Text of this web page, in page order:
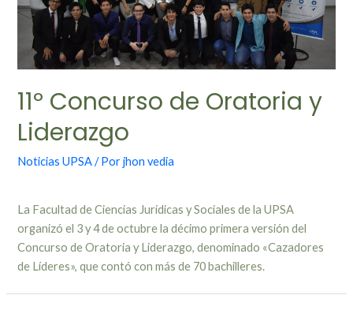
11º Concurso de Oratoria y
Liderazgo
Noticias UPSA/ Porjhon vedia
La Facultad de Ciencias Jurídicas y Sociales de la UPSA
organizó el 3 y 4 de octubre la décimo primera versión del
Concurso de Oratoria y Liderazgo, denominado «Cazadores
de Líderes», que contó con más de 70 bachilleres.